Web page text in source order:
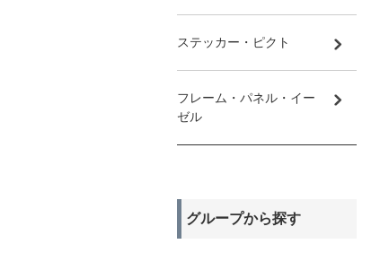
ステッカー・ピクト
フレーム・パネル・イー
ゼル
グループから探す